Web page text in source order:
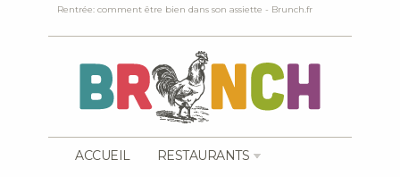
Rentrée: comment être bien dans son assiette - Brunch.fr
ACCUEIL RESTAURANTS